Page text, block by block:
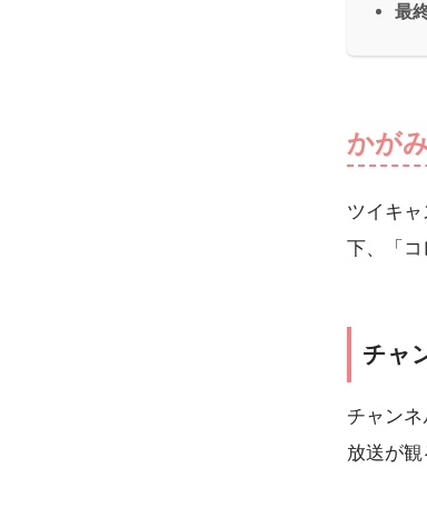
最
かが
ツイキ
下、「コ
チャ
チャン
放送が